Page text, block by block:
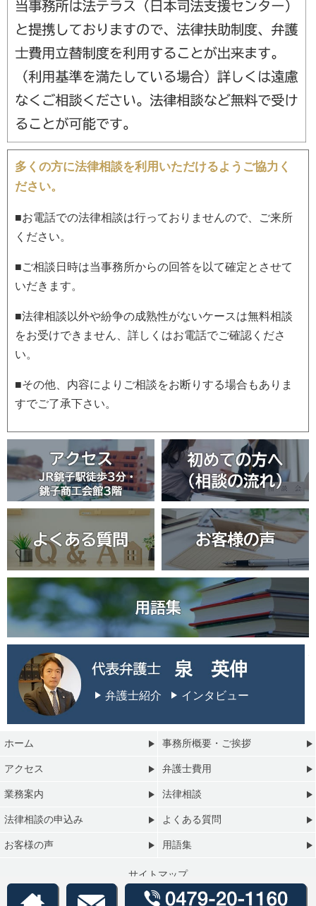
多くの方に法律相談を利用いただけるようご協力く
ださい。
■お電話での法律相談は行っておりませんので、ご来所
ください。
■ご相談日時は当事務所からの回答を以て確定とさせて
いだきます。
■法律相談以外や紛争の成熟性がないケースは無料相談
をお受けできません、詳しくはお電話でご確認くださ
い。
■その他、内容によりご相談をお断りする場合もありま
すでご了承下さい。
弁護士紹介 インタビュー
ホーム 事務所概要・ご挨拶
アクセス 弁護士費用
業務案内 法律相談
法律相談の申込み よくある質問
お客様の声 用語集
サイトマップ
プライバシーポリシー